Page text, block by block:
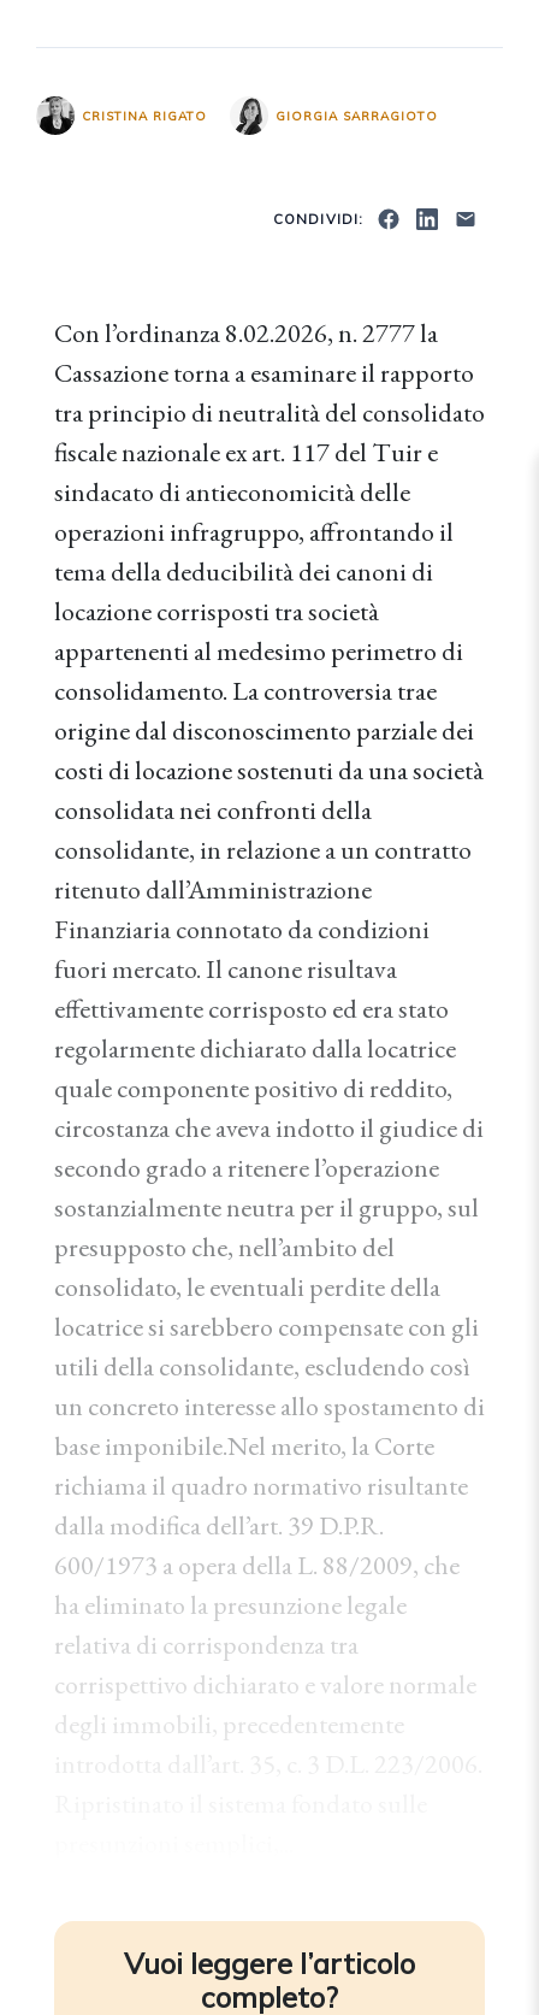
CRISTINA RIGATO GIORGIA SARRAGIOTO
CONDIVIDI:
Con l’ordinanza 8.02.2026, n. 2777 la
Cassazione torna a esaminare il rapporto
tra principio di neutralità del consolidato
fiscale nazionale ex art. 117 del Tuir e
sindacato di antieconomicità delle
operazioni infragruppo, affrontando il
tema della deducibilità dei canoni di
locazione corrisposti tra società
appartenenti al medesimo perimetro di
consolidamento. La controversia trae
origine dal disconoscimento parziale dei
costi di locazione sostenuti da una società
consolidata nei confronti della
consolidante, in relazione a un contratto
ritenuto dall’Amministrazione
Finanziaria connotato da condizioni
fuori mercato. Il canone risultava
effettivamente corrisposto ed era stato
regolarmente dichiarato dalla locatrice
quale componente positivo di reddito,
circostanza che aveva indotto il giudice di
secondo grado a ritenere l’operazione
sostanzialmente neutra per il gruppo, sul
presupposto che, nell’ambito del
consolidato, le eventuali perdite della
locatrice si sarebbero compensate con gli
utili della consolidante, escludendo così
un concreto interesse allo spostamento di
base imponibile.Nel merito, la Corte
richiama il quadro normativo risultante
dalla modifica dell’art. 39 D.P.R.
600/1973 a opera della L. 88/2009, che
ha eliminato la presunzione legale
relativa di corrispondenza tra
corrispettivo dichiarato e valore normale
degli immobili, precedentemente
Vuoi leggere l’articolo
completo?